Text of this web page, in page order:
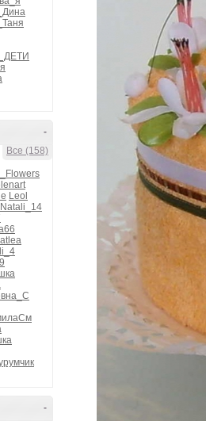
-
Все (158)
Leol
Natali_14
-